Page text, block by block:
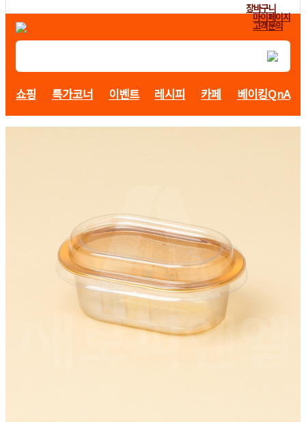
장바구니
마이페이지
고객문의
쇼핑 특가코너 이벤트 레시피 카페 베이킹QnA